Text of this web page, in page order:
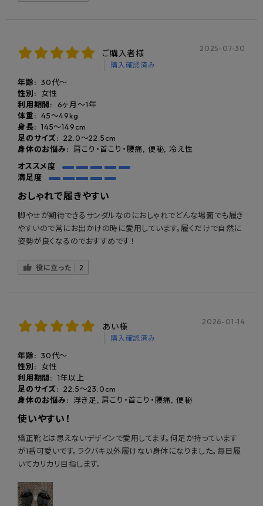
ご購入者様
購入確認済み
2025-07-30
年齢: 30代～
性別:
女性
利用期間:
6ヶ月〜1年
体重: 45〜49kg
身長: 145〜149cm
足のサイズ: 22.0～22.5cm
身体のお悩み:
肩こり・首こり・腰痛, 便秘, 冷え性
オススメ度
満足度
おしゃれで履きやすい
脚やせが期待できるサンダルなのにおしゃれでどんな場面でも履き
やすいので常にお出かけの時に愛用しています。履くだけで自然に
姿勢が良くなるのでおすすめです！
役に立った 2
あい様
購入確認済み
2026-01-14
年齢: 30代～
性別:
女性
利用期間:
1年以上
足のサイズ: 22.5～23.0cm
身体のお悩み:
浮き足, 肩こり・首こり・腰痛, 便秘
使いやすい！
矯正靴とは思えないデザインで愛用してます。何足か持っています
が1番可愛いです。ラクバキ以外履けない身体になりました。毎日履
いてカリカリ目指します。